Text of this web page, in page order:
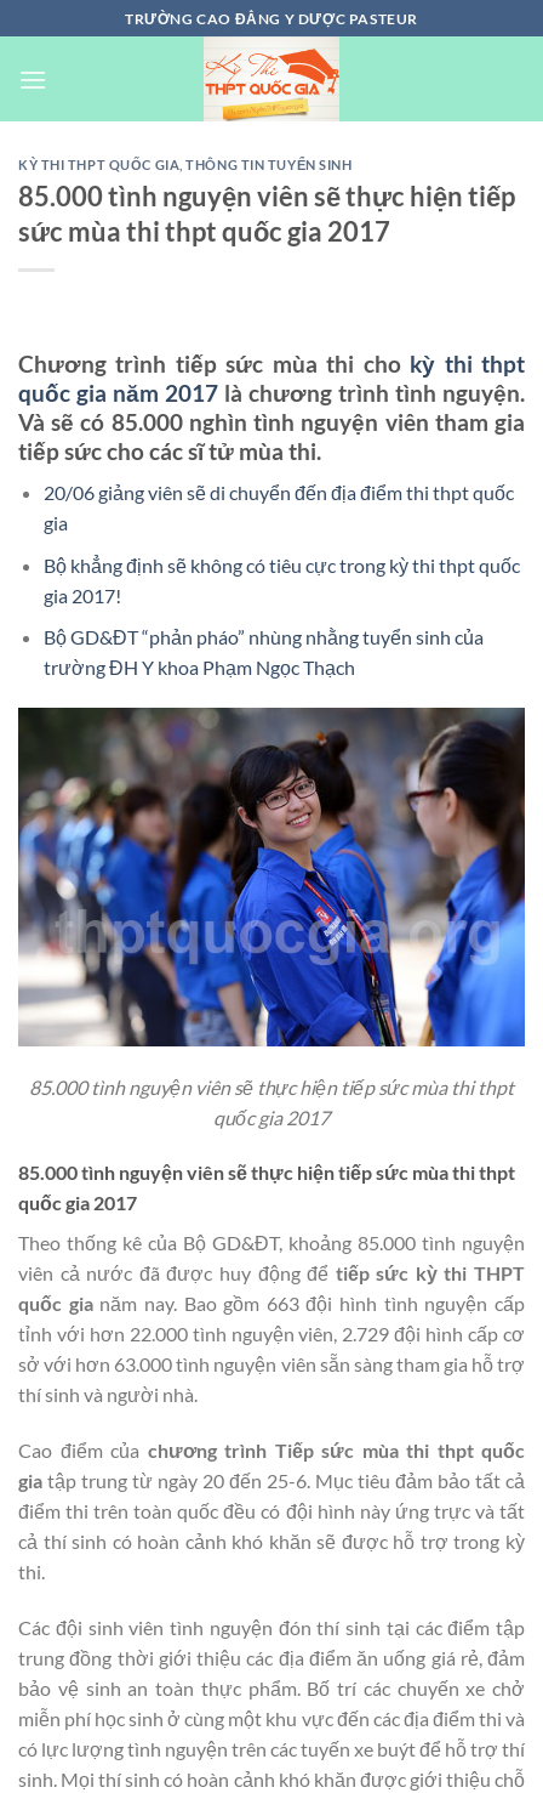
đến
nội
TRƯỜNG CAO ĐẲNG Y DƯỢC PASTEUR
KỲ THI THPT QUỐC GIA ,THÔNG TIN TUYỂN SINH
85.000 tình nguyện viên sẽ thực hiện tiếp
sức mùa thi thpt quốc gia 2017
Chương trình tiếp sức mùa thi cho kỳ thi thpt
quốc gia năm 2017 là chương trình tình nguyện.
Và sẽ có 85.000 nghìn tình nguyện viên tham gia
tiếp sức cho các sĩ tử mùa thi.
20/06 giảng viên sẽ di chuyển đến địa điểm thi thpt quốc
gia
Bộ khẳng định sẽ không có tiêu cực trong kỳ thi thpt quốc
gia 2017!
Bộ GD&ĐT “phản pháo” nhùng nhằng tuyển sinh của
trường ĐH Y khoa Phạm Ngọc Thạch
85.000 tình nguyện viên sẽ thực hiện tiếp sức mùa thi thpt
quốc gia 2017
85.000 tình nguyện viên sẽ thực hiện tiếp sức mùa thi thpt
quốc gia 2017
Theo thống kê của Bộ GD&ĐT, khoảng 85.000 tình nguyện
viên cả nước đã được huy động để tiếp sức kỳ thi THPT
quốc gianăm nay. Bao gồm 663 đội hình tình nguyện cấp
tỉnh với hơn 22.000 tình nguyện viên, 2.729 đội hình cấp cơ
sở với hơn 63.000 tình nguyện viên sẵn sàng tham gia hỗ trợ
thí sinh và người nhà.
Cao điểm của chương trình Tiếp sức mùa thi thpt quốc
gia tập trung từ ngày 20 đến 25-6. Mục tiêu đảm bảo tất cả
điểm thi trên toàn quốc đều có đội hình này ứng trực và tất
cả thí sinh có hoàn cảnh khó khăn sẽ được hỗ trợ trong kỳ
thi.
Các đội sinh viên tình nguyện đón thí sinh tại các điểm tập
trung đồng thời giới thiệu các địa điểm ăn uống giá rẻ, đảm
bảo vệ sinh an toàn thực phẩm. Bố trí các chuyến xe chở
miễn phí học sinh ở cùng một khu vực đến các địa điểm thi và
có lực lượng tình nguyện trên các tuyến xe buýt để hỗ trợ thí
sinh. Mọi thí sinh có hoàn cảnh khó khăn được giới thiệu chỗ